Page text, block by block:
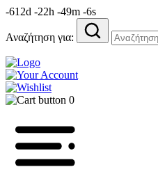
-612d -22h -49m -6s
Αναζήτηση για:
0